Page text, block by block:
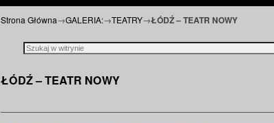
Strona Główna→GALERIA:→TEATRY→ŁÓDŹ – TEATR NOWY
ŁÓDŹ – TEATR NOWY